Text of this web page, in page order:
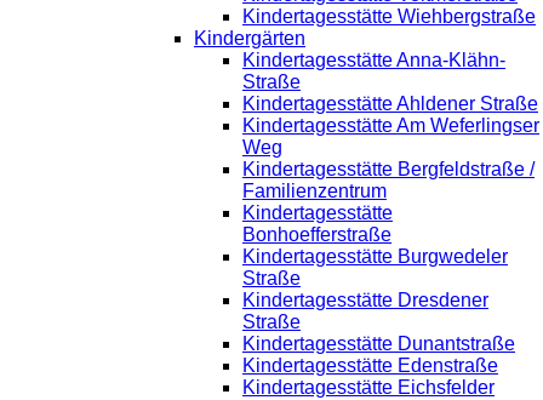
Kindertagesstätte Wiehbergstraße
Kindergärten
Kindertagesstätte Anna-Klähn-
Straße
Kindertagesstätte Ahldener Straße
Kindertagesstätte Am Weferlingser
Weg
Kindertagesstätte Bergfeldstraße /
Familienzentrum
Kindertagesstätte
Bonhoefferstraße
Kindertagesstätte Burgwedeler
Straße
Kindertagesstätte Dresdener
Straße
Kindertagesstätte Dunantstraße
Kindertagesstätte Edenstraße
Kindertagesstätte Eichsfelder